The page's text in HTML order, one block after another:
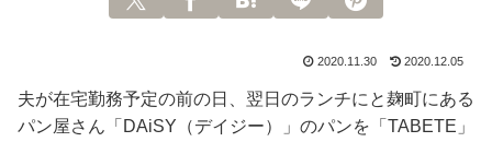
2020.11.30 2020.12.05
夫が在宅勤務予定の前の日、翌日のランチにと麹町にある
パン屋さん「DAiSY（デイジー）」のパンを「TABETE」